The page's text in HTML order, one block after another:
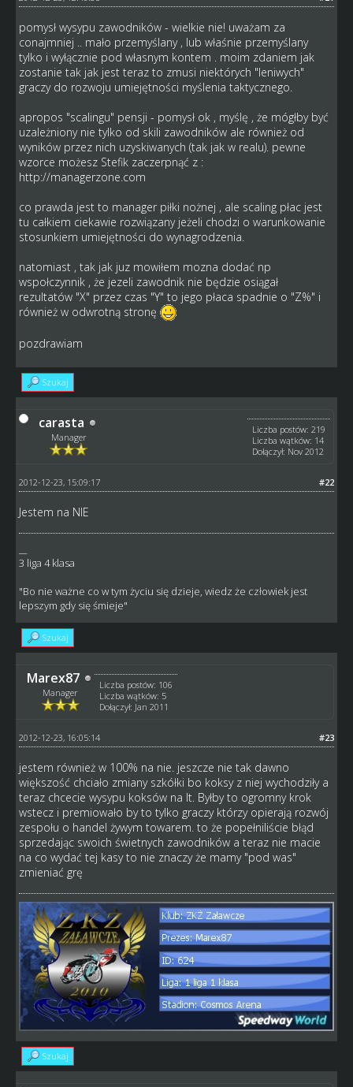
pomysł wysypu zawodników - wielkie nie! uważam za
conajmniej .. mało przemyślany , lub właśnie przemyślany
tylko i wyłącznie pod własnym kontem . moim zdaniem jak
zostanie tak jak jest teraz to zmusi niektórych "leniwych"
graczy do rozwoju umiejętności myślenia taktycznego.
apropos "scalingu" pensji - pomysł ok , myślę , że mógłby być
uzależniony nie tylko od skili zawodników ale również od
wyników przez nich uzyskiwanych (tak jak w realu). pewne
wzorce możesz Stefik zaczerpnąć z :
http://managerzone.com
co prawda jest to manager piłki nożnej , ale scaling płac jest
tu całkiem ciekawie rozwiązany jeżeli chodzi o warunkowanie
stosunkiem umiejętności do wynagrodzenia.
natomiast , tak jak juz mowiłem mozna dodać np
wspołczynnik , że jezeli zawodnik nie będzie osiągał
rezultatów "X" przez czas "Y" to jego płaca spadnie o "Z%" i
również w odwrotną stronę
pozdrawiam
Szukaj
carasta
Manager
Liczba postów: 219
Liczba wątków: 14
Dołączył: Nov 2012
#22
2012-12-23, 15:09:17
Jestem na NIE
3 liga 4 klasa
"Bo nie ważne co w tym życiu się dzieje, wiedz że człowiek jest
lepszym gdy się śmieje"
Szukaj
Marex87
Manager
Liczba postów: 106
Liczba wątków: 5
Dołączył: Jan 2011
#23
2012-12-23, 16:05:14
jestem również w 100% na nie. jeszcze nie tak dawno
większość chciało zmiany szkółki bo koksy z niej wychodziły a
teraz chcecie wysypu koksów na lt. Byłby to ogromny krok
wstecz i premiowało by to tylko graczy którzy opierają rozwój
zespołu o handel żywym towarem. to że popełniliście błąd
sprzedając swoich świetnych zawodników a teraz nie macie
na co wydać tej kasy to nie znaczy że mamy "pod was"
zmieniać grę
Szukaj